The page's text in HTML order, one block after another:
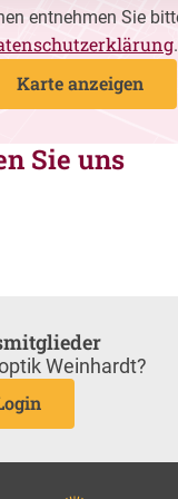
entnehmen Sie
.
Karte anzeigen
Sie uns
Weinhardt?